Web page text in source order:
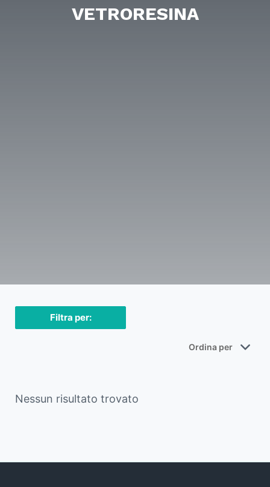
VETRORESINA
Filtra per:
Nessun risultato trovato